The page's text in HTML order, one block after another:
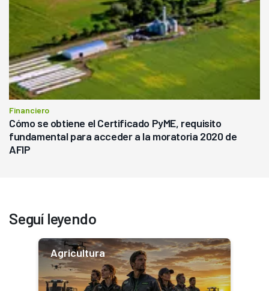
Financiero
Cómo se obtiene el Certificado PyME, requisito
fundamental para acceder a la moratoria 2020 de
AFIP
Seguí leyendo
Agricultura